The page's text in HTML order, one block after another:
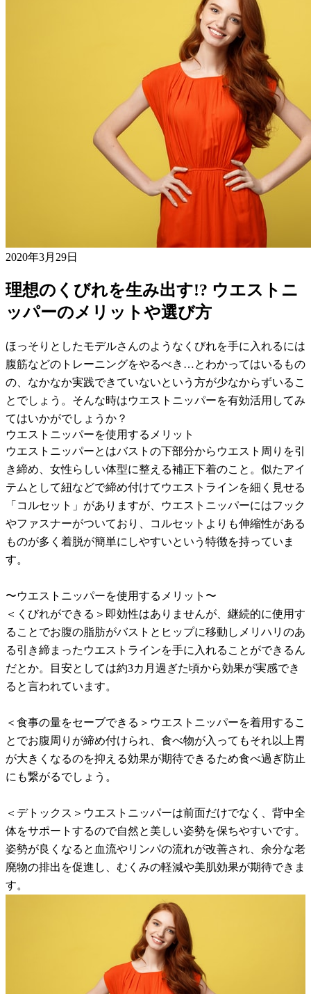
2020年3月29日
理想のくびれを生み出す!? ウエストニ
ッパーのメリットや選び方
ほっそりとしたモデルさんのようなくびれを手に入れるには
腹筋などのトレーニングをやるべき…とわかってはいるもの
の、なかなか実践できていないという方が少なからずいるこ
とでしょう。そんな時はウエストニッパーを有効活用してみ
てはいかがでしょうか？
ウエストニッパーを使用するメリット
ウエストニッパーとはバストの下部分からウエスト周りを引
き締め、女性らしい体型に整える補正下着のこと。似たアイ
テムとして紐などで締め付けてウエストラインを細く見せる
「コルセット」がありますが、ウエストニッパーにはフック
やファスナーがついており、コルセットよりも伸縮性がある
ものが多く着脱が簡単にしやすいという特徴を持っていま
す。
〜ウエストニッパーを使用するメリット〜
＜くびれができる＞即効性はありませんが、継続的に使用す
ることでお腹の脂肪がバストとヒップに移動しメリハリのあ
る引き締まったウエストラインを手に入れることができるん
だとか。目安としては約3カ月過ぎた頃から効果が実感でき
ると言われています。
＜食事の量をセーブできる＞ウエストニッパーを着用するこ
とでお腹周りが締め付けられ、食べ物が入ってもそれ以上胃
が大きくなるのを抑える効果が期待できるため食べ過ぎ防止
にも繋がるでしょう。
＜デトックス＞ウエストニッパーは前面だけでなく、背中全
体をサポートするので自然と美しい姿勢を保ちやすいです。
姿勢が良くなると血流やリンパの流れが改善され、余分な老
廃物の排出を促進し、むくみの軽減や美肌効果が期待できま
す。